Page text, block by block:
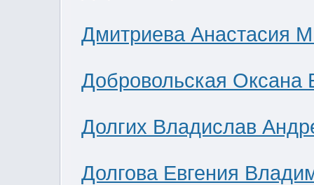
Дмитриева Анастасия
Добровольская Оксана
Долгих Владислав
Долгова Евгения